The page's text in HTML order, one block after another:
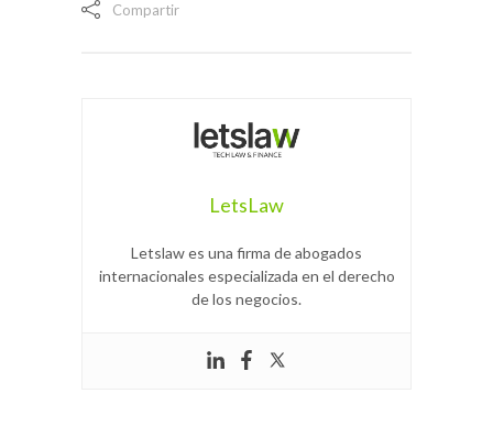
Compartir
LetsLaw
Letslaw es una firma de abogados
internacionales especializada en el derecho
de los negocios.